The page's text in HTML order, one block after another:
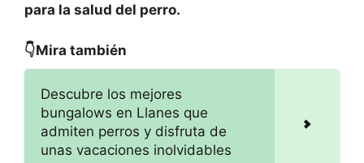
para la salud del perro.
👇Mira también
Descubre los mejores
bungalows en Llanes que
admiten perros y disfruta de
unas vacaciones inolvidables